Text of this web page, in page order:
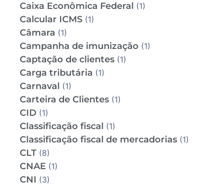
Caixa Econômica Federal (1)
Calcular ICMS (1)
Câmara (1)
Campanha de imunização (1)
Captação de clientes (1)
Carga tributária (1)
Carnaval (1)
Carteira de Clientes (1)
CID (1)
Classificação fiscal (1)
Classificação fiscal de mercadorias (1)
CLT (8)
CNAE (1)
CNI (3)